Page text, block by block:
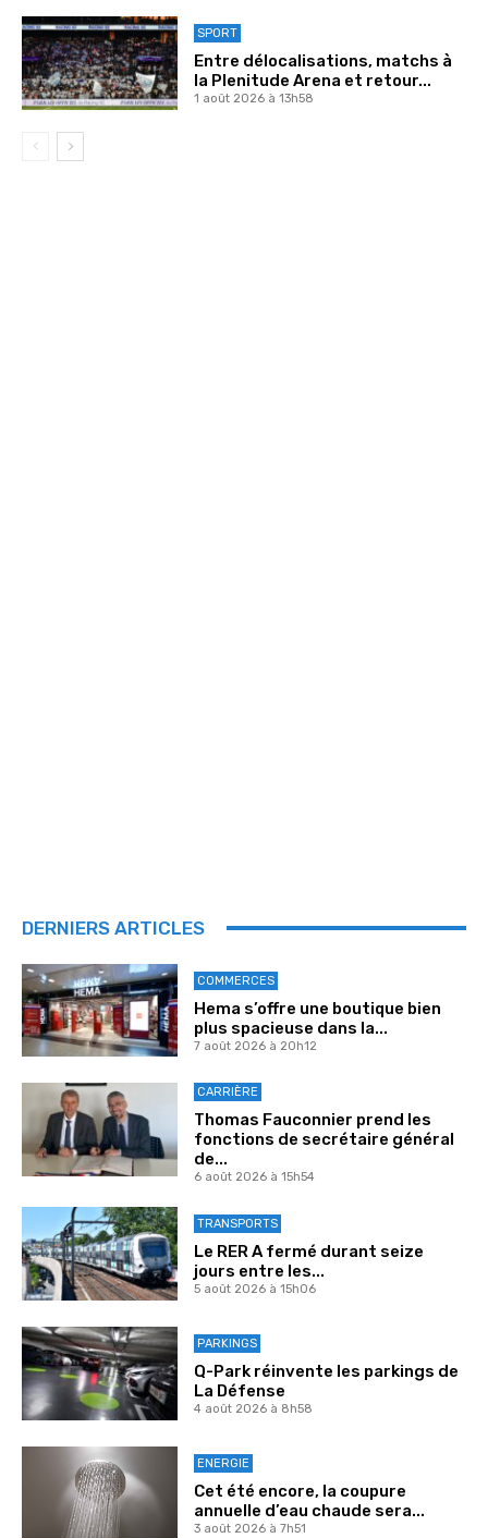
SPORT
Entre délocalisations, matchs à
la Plenitude Arena et retour...
1 août 2026 à 13h58
DERNIERS ARTICLES
COMMERCES
Hema s’offre une boutique bien
plus spacieuse dans la...
7 août 2026 à 20h12
CARRIÈRE
Thomas Fauconnier prend les
fonctions de secrétaire général
de...
6 août 2026 à 15h54
TRANSPORTS
Le RER A fermé durant seize
jours entre les...
5 août 2026 à 15h06
PARKINGS
Q-Park réinvente les parkings de
La Défense
4 août 2026 à 8h58
ENERGIE
Cet été encore, la coupure
annuelle d’eau chaude sera...
3 août 2026 à 7h51